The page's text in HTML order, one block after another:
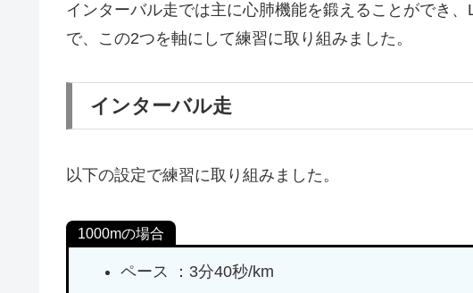
インターバル走では主に心肺機能を鍛えることができ
で、この2つを軸にして練習に取り組みました。
インターバル走
以下の設定で練習に取り組みました。
1000mの場合
ペース ：3分40秒/km